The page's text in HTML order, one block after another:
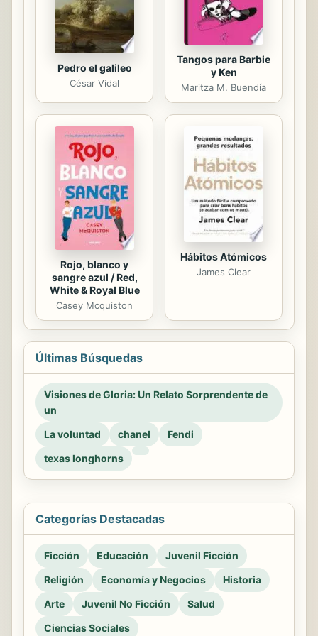
rápidamente y de forma...
Pedro el galileo
César Vidal
Tangos para Barbie
y Ken
Maritza M. Buendía
Rojo, blanco y
sangre azul / Red,
White & Royal Blue
Casey Mcquiston
Hábitos Atómicos
James Clear
Últimas Búsquedas
Visiones de Gloria: Un Relato Sorprendente de
un
La voluntad
chanel
Fendi
texas longhorns
Categorías Destacadas
Ficción Educación
Juvenil Ficción
Religión
Economía y Negocios
Historia
Arte
Juvenil No Ficción
Salud
Ciencias Sociales